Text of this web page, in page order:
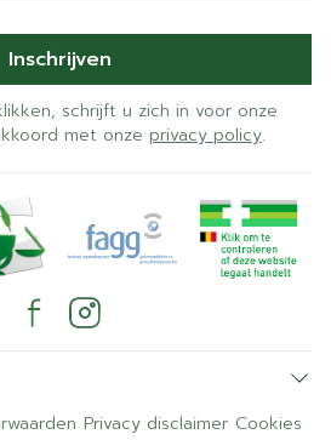
Inschrijven
schrijft u zich in voor onze
met onze privacy policy.
Privacy disclaimer Cookies